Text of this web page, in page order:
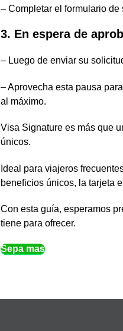
– Completar el formulario
3. En espera de
– Luego de enviar su
– Aprovecha esta pausa
al máximo.
Visa Signature es más que
únicos.
Ideal para viajeros
beneficios únicos, la tarjeta
Con esta guía, esperamos
tiene para ofrecer.
Sepa mas